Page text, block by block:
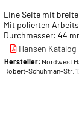
Eine Seite mit
Mit polierten
Durchmesser: 44
Hansen Katalog
Hersteller: Nordwest
Robert-Schuhman-Str.